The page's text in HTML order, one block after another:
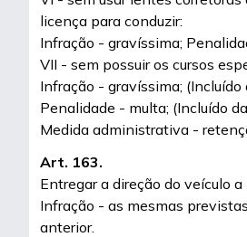
licença para conduzir:
Infração - gravíssima;
VII - sem possuir os cursos
Infração - gravíssima;
Penalidade - multa; (Incluído
Medida administrativa -
Art. 163.
Entregar a direção do veículo
Infração - as mesmas
anterior.